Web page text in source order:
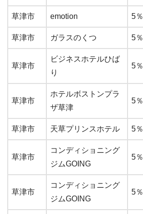
草津市 emotion 5％
草津市 ガラスのくつ 5％
草津市
ビジネスホテルひば
り
5％
草津市
ホテルボストンプラ
ザ草津
5％
草津市 天草プリンスホテル 5％
草津市
コンディショニング
ジムGOING
5％
草津市
コンディショニング
ジムGOING
5％